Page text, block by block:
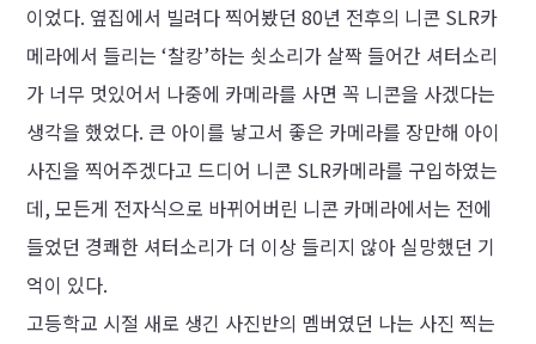
이었다. 옆집에서 빌려다 찍어봤던 80년 전후의 니콘 SLR카
메라에서 들리는‘찰캉’하는 쇳소리가 살짝 들어간 셔터소리
가 너무 멋있어서 나중에 카메라를 사면 꼭 니콘을 사겠다는
생각을 했었다. 큰 아이를 낳고서 좋은 카메라를 장만해 아이
사진을 찍어주겠다고 드디어 니콘 SLR카메라를 구입하였는
데, 모든게 전자식으로 바뀌어버린 니콘 카메라에서는 전에
들었던 경쾌한 셔터소리가 더 이상 들리지 않아 실망했던 기
억이 있다.
고등학교 시절 새로 생긴 사진반의 멤버였던 나는 사진 찍는